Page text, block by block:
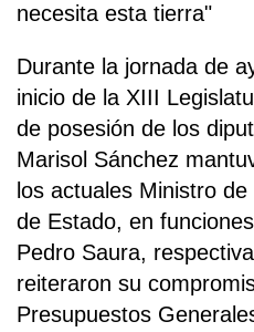
necesita esta tierra"
Durante la jornada de
inicio de la XIII
de posesión de los
Marisol Sánchez
los actuales Ministro
de Estado, en
Pedro Saura,
reiteraron su
Presupuestos